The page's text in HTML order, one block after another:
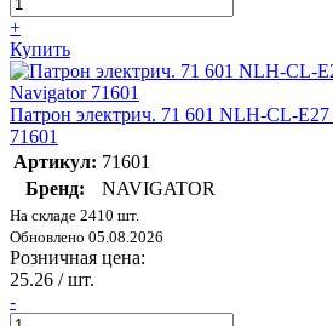
+
Купить
Патрон электрич. 71 601 NLH-CL-
71601
Артикул: 71601
Бренд:
NAVIGATOR
На складе 2410 шт.
Обновлено 05.08.2026
Розничная цена:
25.26 / шт.
-